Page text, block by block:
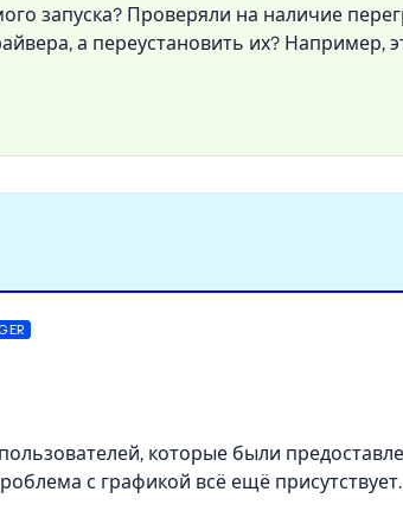
запуска? Проверяли на наличие
а переустановить их? Например,
которые были
с графикой всё ещё присутствует.